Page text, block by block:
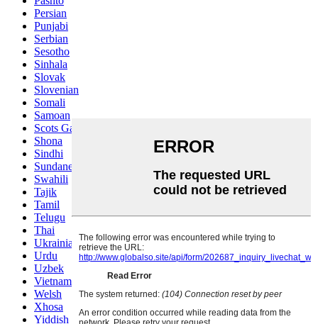
Persian
Punjabi
Serbian
Sesotho
Sinhala
Slovak
Slovenian
Somali
Samoan
Scots Gaelic
Shona
Sindhi
Sundanese
Swahili
Tajik
Tamil
Telugu
Thai
Ukrainian
Urdu
Uzbek
Vietnamese
Welsh
Xhosa
Yiddish